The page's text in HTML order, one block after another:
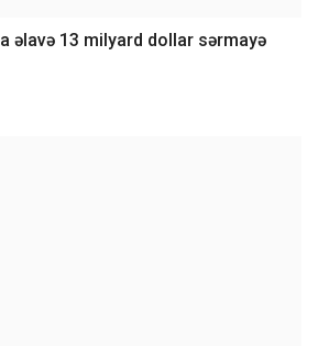
əlavə 13 milyard dollar sərmayə